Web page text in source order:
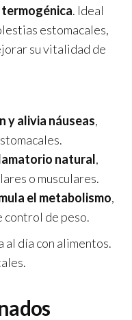
. Ideal
estomacales,
su vitalidad de
y alivia náuseas,
natural,
o musculares.
el metabolismo,
control de peso.
al día con alimentos.